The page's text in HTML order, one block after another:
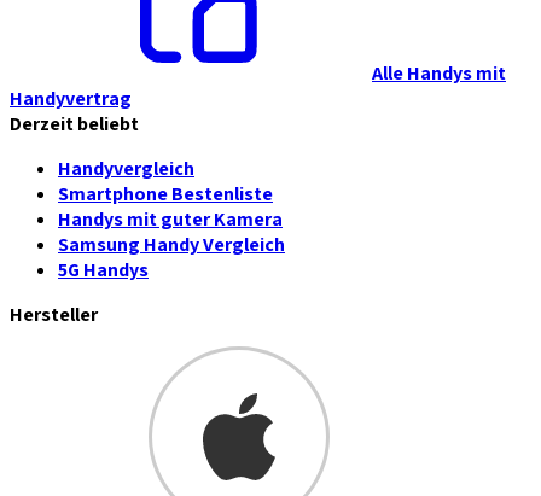
Alle Handys mit
Handyvertrag
Derzeit beliebt
Handyvergleich
Smartphone Bestenliste
Handys mit guter Kamera
Samsung Handy Vergleich
5G Handys
Hersteller